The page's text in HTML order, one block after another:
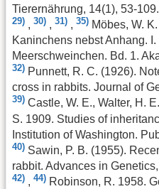
Tierernährung, 14(1), 53-109.
29) , 30) , 31) , 35) Möbes, W.
Kaninchens nebst Anhang.
Meerschweinchen. Bd. 1.
32) Punnett, R. C. (1926).
cross in rabbits. Journal of
39) Castle, W. E., Walter, H.
S. 1909. Studies of
Institution of Washington.
40) Sawin, P. B. (1955).
rabbit. Advances in
42) , 44) Robinson, R. 1958.